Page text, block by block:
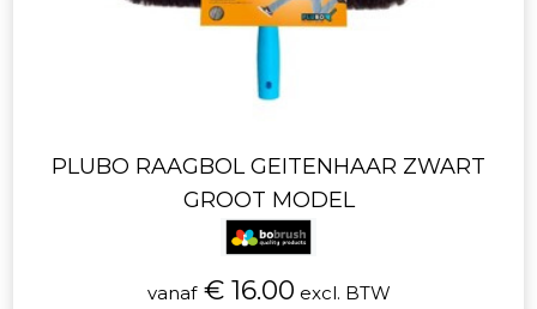
PLUBO RAAGBOL GEITENHAAR ZWART
GROOT MODEL
vanaf€ 16.00 excl. BTW